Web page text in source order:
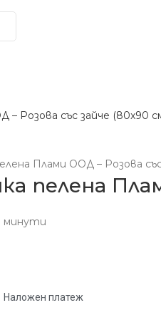
Плами ООД – Розова
пелена
минути
Наложен платеж